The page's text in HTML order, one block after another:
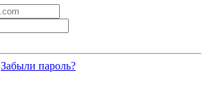
Забыли пароль?